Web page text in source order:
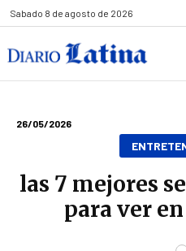
Sabado 8 de agosto de 2026
26/05/2026
las 7 mejores
para ver